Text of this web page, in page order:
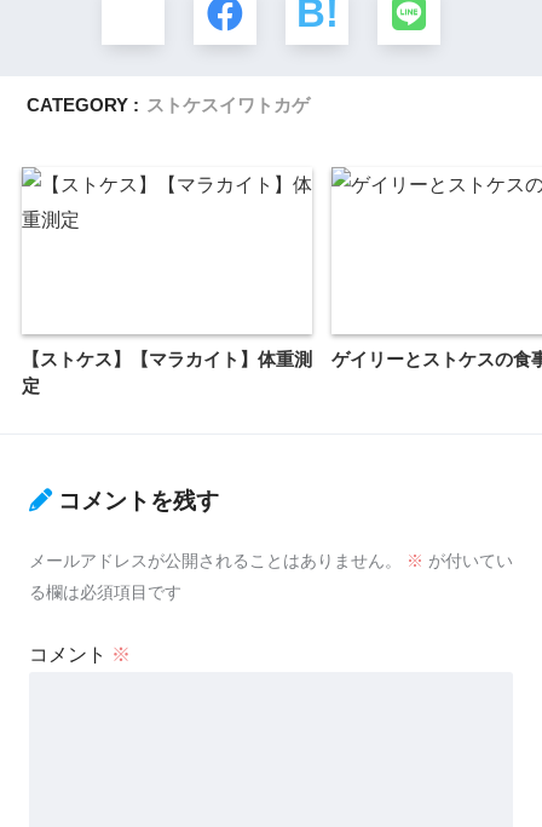
CATEGORY : ストケスイワトカゲ
【ストケス】【マラカイト】体重測
定
ゲイリーとストケスの食
コメントを残す
メールアドレスが公開されることはありません。 ※ が付いてい
る欄は必須項目です
コメント ※